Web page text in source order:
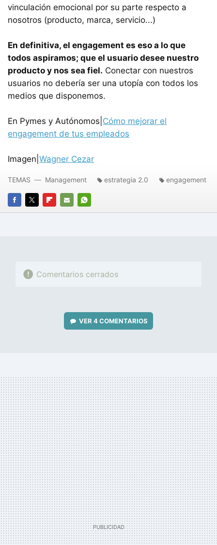
vinculación emocional por su parte respecto a
nosotros (producto, marca, servicio...)
En definitiva, el engagement es eso a lo que
todos aspiramos; que el usuario desee nuestro
producto y nos sea fiel. Conectar con nuestros
usuarios no debería ser una utopía con todos los
medios que disponemos.
En Pymes y Autónomos| Cómo mejorar el
engagement de tus empleados
Imagen| Wagner Cezar
FACEBOOK
TWITTERFLIPBOARD
E-
WHATSAPP
TEMAS Management estrategia 2.0 engagement
Comentarios cerrados
VER 4 COMENTARIOS